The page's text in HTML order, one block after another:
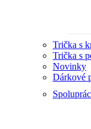
Trička s
Trička s
Novinky
Dárkové